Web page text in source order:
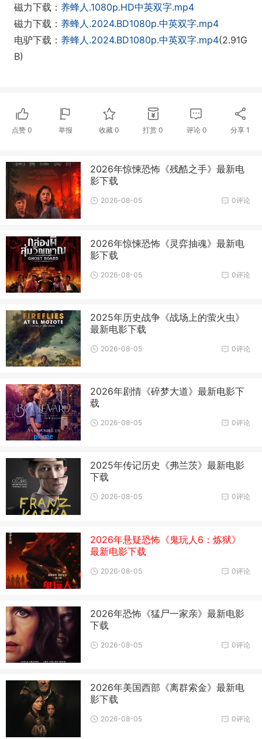
磁力下载： 养蜂人.1080p.HD中英双字.mp4
磁力下载： 养蜂人.2024.BD1080p.中英双字.mp4
电驴下载： 养蜂人.2024.BD1080p.中英双字.mp4(2.91G
B)
点赞 0 举报 收藏0 打赏 0 评论 0 分享1
2026年惊悚恐怖《残酷之手》最新电
影下载
0评论
2026-08-05
2026年惊悚恐怖《灵弈抽魂》最新电
影下载
0评论
2026-08-05
2025年历史战争《战场上的萤火虫》
最新电影下载
0评论
2026-08-05
2026年剧情《碎梦大道》最新电影下
载
0评论
2026-08-05
2025年传记历史《弗兰茨》最新电影
下载
0评论
2026-08-05
2026年悬疑恐怖《鬼玩人6：炼狱》
最新电影下载
0评论
2026-08-05
2026年恐怖《猛尸一家亲》最新电影
下载
0评论
2026-08-05
2026年美国西部《离群索金》最新电
影下载
0评论
2026-08-05